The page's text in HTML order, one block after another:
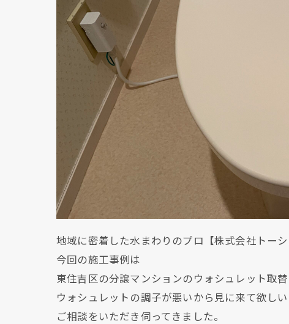
地域に密着した水まわりのプロ【株式会社トー
今回の施工事例は
東住吉区の分譲マンションのウォシュレット取替
ウォシュレットの調子が悪いから見に来て欲し
ご相談をいただき伺ってきました。